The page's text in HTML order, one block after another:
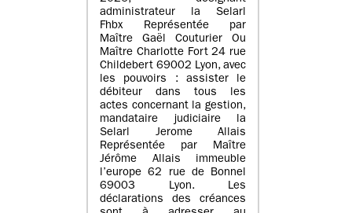
administrateur la Selarl
Fhbx Représentée par
Maître Gaël Couturier Ou
Maître Charlotte Fort 24 rue
Childebert 69002 Lyon, avec
les pouvoirs : assister le
débiteur dans tous les
actes concernant la gestion,
mandataire judiciaire la
Selarl Jerome Allais
Représentée par Maître
Jérôme Allais immeuble
l’europe 62 rue de Bonnel
69003 Lyon. Les
déclarations des créances